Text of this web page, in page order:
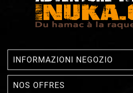
INFORMAZIONI NEGOZIO
NOS OFFRES